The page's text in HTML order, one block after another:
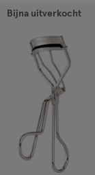
Bijna uitverkocht